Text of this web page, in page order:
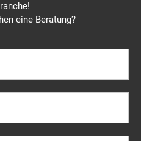
eine Beratung?